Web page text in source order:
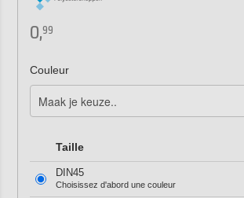
0,99
Couleur
Taille
DIN45
Choisissez d'abord une couleur